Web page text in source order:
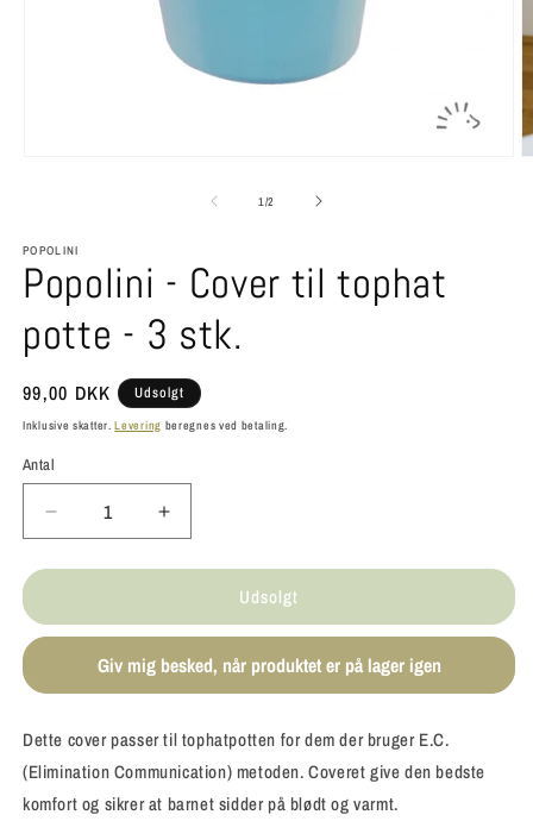
1 /af2
POPOLINI
Popolini - Cover til tophat
potte - 3 stk.
Normalpris
99,00 DKK Udsolgt
Inklusive skatter.Levering beregnes ved betaling.
Antal
Antal
Reducer
antallet
for
-
tophat
-
3
stk.
Øg
antallet
for
-
til
tophat
-
3
stk.
Udsolgt
Giv mig besked, når produktet er på lager igen
Dette cover passer til tophatpotten for dem der bruger E.C.
(Elimination Communication) metoden. Coveret give den bedste
komfort og sikrer at barnet sidder på blødt og varmt.